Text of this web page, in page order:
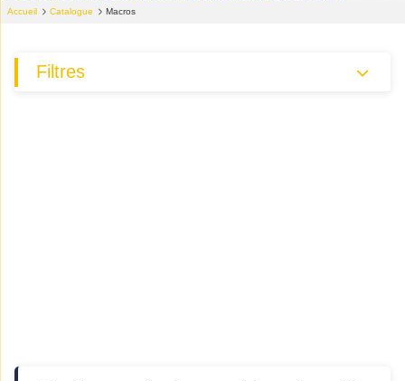
Accueil Catalogue Macros
Filtres